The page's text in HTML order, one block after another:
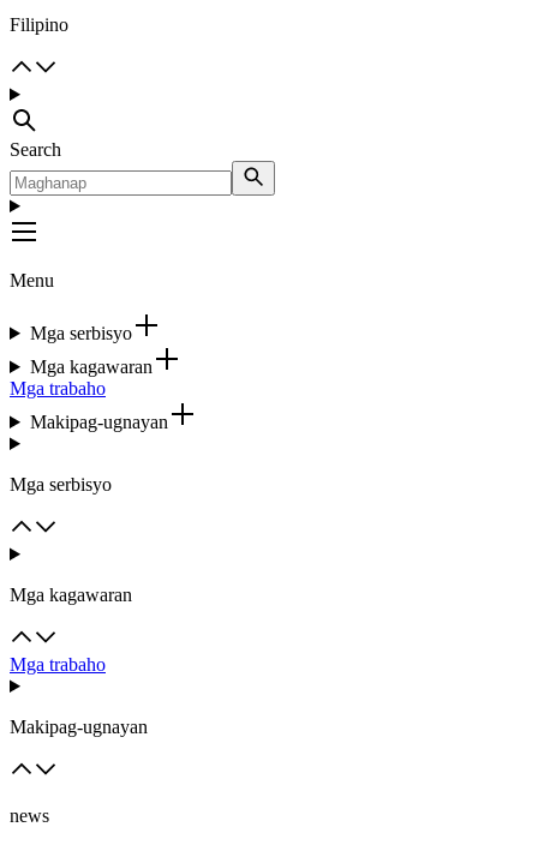
Filipino
Search
Menu
Mga serbisyo
Mga kagawaran
Mga trabaho
Makipag-ugnayan
Mga serbisyo
Mga kagawaran
Mga trabaho
Makipag-ugnayan
news